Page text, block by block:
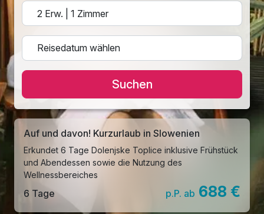
Auf und davon! Kurzurlaub in Slowenien
Erkundet 6 Tage Dolenjske Toplice inklusive Frühstück
und Abendessen sowie die Nutzung des
Wellnessbereiches
6 Tage p.P. ab 688 €
Suchen